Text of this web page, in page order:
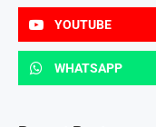
YOUTUBE
WHATSAPP